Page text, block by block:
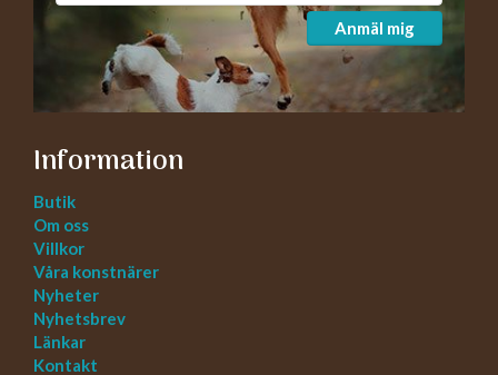
Anmäl mig
Information
Butik
Om oss
Villkor
Våra konstnärer
Nyheter
Nyhetsbrev
Länkar
Kontakt